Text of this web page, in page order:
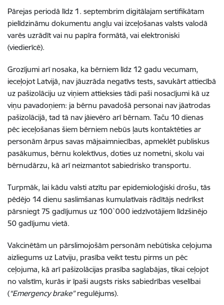
Pārejas periodā līdz 1. septembrim digitālajam sertifikātam
pielīdzināmu dokumentu angļu vai izceļošanas valsts valodā
varēs uzrādīt vai nu papīra formātā, vai elektroniski
(viedierīcē).
Grozījumi arī nosaka, ka bērniem līdz 12 gadu vecumam,
ieceļojot Latvijā, nav jāuzrāda negatīvs tests, savukārt attiecībā
uz pašizolāciju uz viņiem attieksies tādi paši nosacījumi kā uz
viņu pavadoņiem: ja bērnu pavadošā personai nav jāatrodas
pašizolācijā, tad tā nav jāievēro arī bērnam. Taču 10 dienas
pēc ieceļošanas šiem bērniem nebūs ļauts kontaktēties ar
personām ārpus savas mājsaimniecības, apmeklēt publiskus
pasākumus, bērnu kolektīvus, doties uz nometni, skolu vai
bērnudārzu, kā arī neizmantot sabiedrisko transportu.
Turpmāk, lai kādu valsti atzītu par epidemioloģiski drošu, tās
pēdējo 14 dienu saslimšanas kumulatīvais rādītājs nedrīkst
pārsniegt 75 gadījumus uz 100`000 iedzīvotājiem līdzšinējo
50 gadījumu vietā.
Vakcinētām un pārslimojošām personām nebūtiska ceļojuma
aizliegums uz Latviju, prasība veikt testu pirms un pēc
ceļojuma, kā arī pašizolācijas prasība saglabājas, tikai ceļojot
no valstīm, kurās ir īpaši augsts risks sabiedrības veselībai
(“Emergency brake”regulējums).